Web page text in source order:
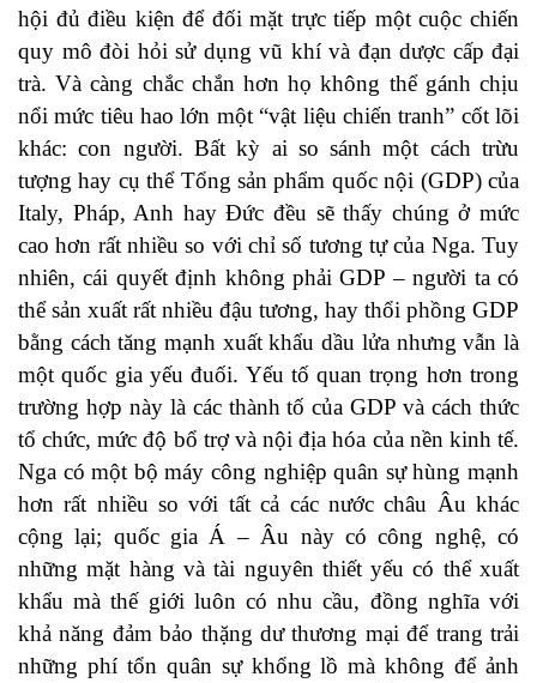
hội đủ điều kiện để đối mặt trực tiếp một cuộc chiến
quy mô đòi hỏi sử dụng vũ khí và đạn dược cấp đại
trà. Và càng chắc chắn hơn họ không thể gánh chịu
nổi mức tiêu hao lớn một “vật liệu chiến tranh” cốt lõi
khác: con người. Bất kỳ ai so sánh một cách trừu
tượng hay cụ thể Tổng sản phẩm quốc nội (GDP) của
Italy, Pháp, Anh hay Đức đều sẽ thấy chúng ở mức
cao hơn rất nhiều so với chỉ số tương tự của Nga. Tuy
nhiên, cái quyết định không phải GDP – người ta có
thể sản xuất rất nhiều đậu tương, hay thổi phồng GDP
bằng cách tăng mạnh xuất khẩu dầu lửa nhưng vẫn là
một quốc gia yếu đuối. Yếu tố quan trọng hơn trong
trường hợp này là các thành tố của GDP và cách thức
tổ chức, mức độ bổ trợ và nội địa hóa của nền kinh tế.
Nga có một bộ máy công nghiệp quân sự hùng mạnh
hơn rất nhiều so với tất cả các nước châu Âu khác
cộng lại; quốc gia Á – Âu này có công nghệ, có
những mặt hàng và tài nguyên thiết yếu có thể xuất
khẩu mà thế giới luôn có nhu cầu, đồng nghĩa với
khả năng đảm bảo thặng dư thương mại để trang trải
những phí tổn quân sự khổng lồ mà không để ảnh